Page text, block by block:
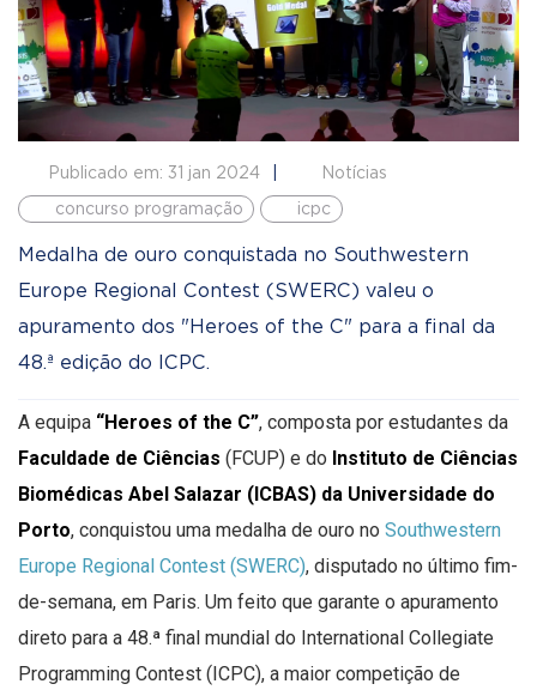
Publicado em: 31 jan 2024
Notícias
concurso programação
icpc
Medalha de ouro conquistada no Southwestern
Europe Regional Contest (SWERC) valeu o
apuramento dos "Heroes of the C" para a final da
48.ª edição do ICPC.
A equipa “Heroes of the C”, composta por estudantes da
Faculdade de Ciências (FCUP) e do Instituto de Ciências
Biomédicas Abel Salazar (ICBAS) da Universidade do
Porto, conquistou uma medalha de ouro no Southwestern
Europe Regional Contest (SWERC), disputado no último fim-
de-semana, em Paris. Um feito que garante o apuramento
direto para a 48.ª final mundial do International Collegiate
Programming Contest (ICPC), a maior competição de